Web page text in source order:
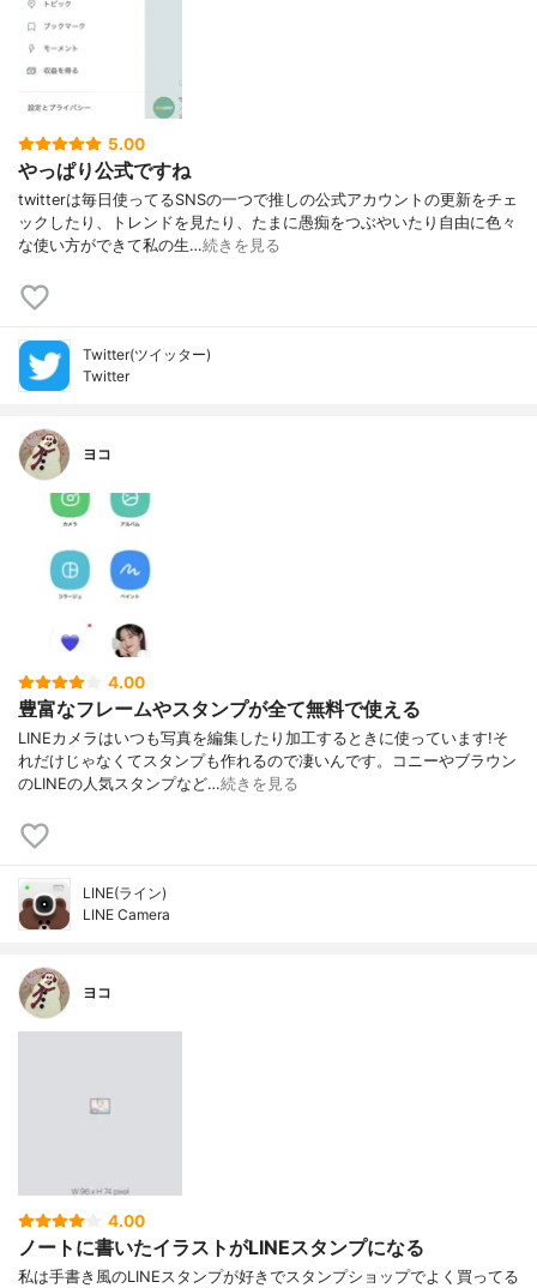
5.00
やっぱり公式ですね
twitterは毎日使ってるSNSの一つで推しの公式アカウントの更新をチェ
ックしたり、トレンドを見たり、たまに愚痴をつぶやいたり自由に色々
な使い方ができて私の生…続きを見る
Twitter(ツイッター)
Twitter
ヨコ
4.00
豊富なフレームやスタンプが全て無料で使える
LINEカメラはいつも写真を編集したり加工するときに使っています!そ
れだけじゃなくてスタンプも作れるので凄いんです。コニーやブラウン
のLINEの人気スタンプなど…続きを見る
LINE(ライン)
LINE Camera
ヨコ
4.00
ノートに書いたイラストがLINEスタンプになる
私は手書き風のLINEスタンプが好きでスタンプショップでよく買ってる